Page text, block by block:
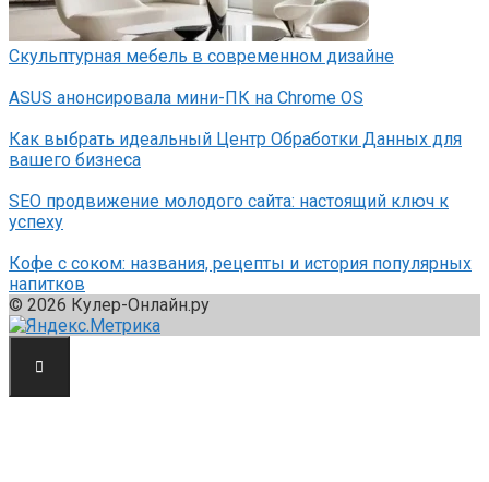
Скульптурная мебель в современном дизайне
ASUS анонсировала мини-ПК на Chrome OS
Как выбрать идеальный Центр Обработки Данных для
вашего бизнеса
SEO продвижение молодого сайта: настоящий ключ к
успеху
Кофе с соком: названия, рецепты и история популярных
напитков
© 2026 Кулер-Онлайн.ру